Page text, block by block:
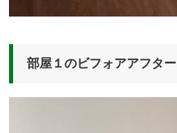
部屋１のビフォアアフター